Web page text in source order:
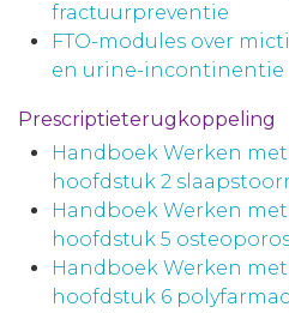
fractuurpreventie
FTO-modules over
en urine-incontinentie
Prescriptieterugkoppeling
Handboek Werken
hoofdstuk 2
Handboek Werken
hoofdstuk 5
Handboek Werken
hoofdstuk 6